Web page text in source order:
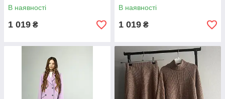
В наявності
1 019 ₴
В наявності
1 019 ₴